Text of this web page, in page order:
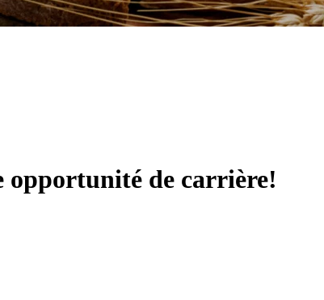
opportunité de carrière!